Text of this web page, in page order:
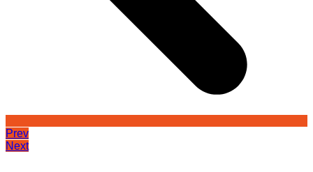
Prev
Next